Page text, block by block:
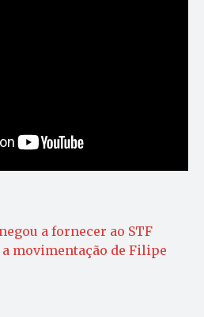
a fornecer ao STF
movimentação de Filipe